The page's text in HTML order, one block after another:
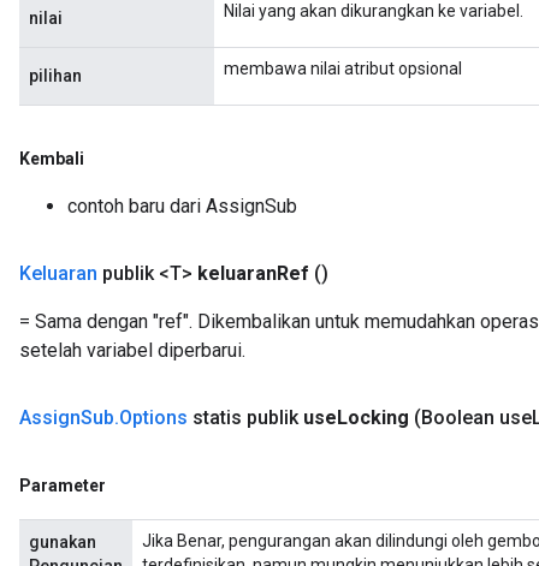
nilai Nilai yang akan dikurangkan ke variabel.
pilihan membawa nilai atribut opsional
Kembali
contoh baru dari AssignSub
Keluaran publik <T> keluaranRef ()
= Sama dengan "ref". Dikembalikan untuk memudahkan
setelah variabel diperbarui.
AssignSub.Options statis publik useLocking (Boolean use
Parameter
gunakan
Jika Benar, pengurangan akan dilindungi oleh